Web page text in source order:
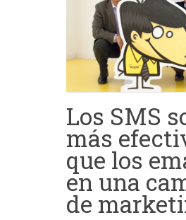
Los SMS
más
que los
en una
de